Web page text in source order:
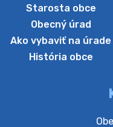
Zberný dvor-
Oznamujeme
bude zberný dvor
hogy szerdán
lesz https://
Zber
Starosta obce
Obecný úrad
Ako vybaviť na úrade
História obce